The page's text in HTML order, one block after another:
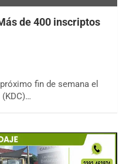
de 400 inscriptos
fin de semana el